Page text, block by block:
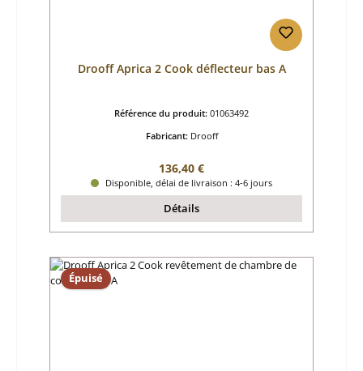
Drooff Aprica 2 Cook déflecteur bas A
Référence du produit: 01063492
Fabricant: Drooff
Prix régulier :
136,40 €
Disponible, délai de livraison : 4-6 jours
Détails
Épuisé